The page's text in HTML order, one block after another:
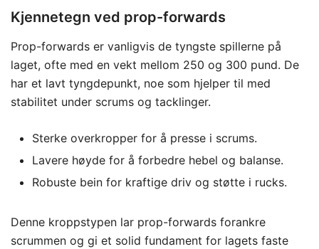
Kjennetegn ved prop-forwards
Prop-forwards er vanligvis de tyngste spillerne på
laget, ofte med en vekt mellom 250 og 300 pund. De
har et lavt tyngdepunkt, noe som hjelper til med
stabilitet under scrums og tacklinger.
Sterke overkropper for å presse i scrums.
Lavere høyde for å forbedre hebel og balanse.
Robuste bein for kraftige driv og støtte i rucks.
Denne kroppstypen lar prop-forwards forankre
scrummen og gi et solid fundament for lagets faste